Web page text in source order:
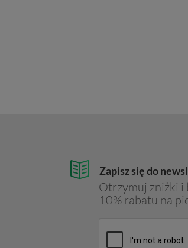
Zapisz się do
Otrzymuj zniżki i
10% rabatu na